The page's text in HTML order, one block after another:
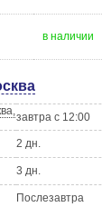
в наличии
завтра с 12:00
2 дн.
3 дн.
Послезавтра